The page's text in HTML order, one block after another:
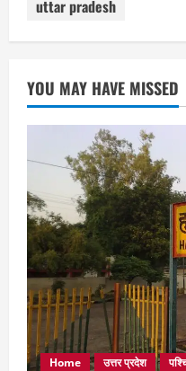
uttar pradesh
YOU MAY HAVE MISSED
Home उत्तर प्रदेश